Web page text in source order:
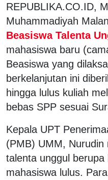
REPUBLIKA.CO.ID,
Muhammadiyah
Beasiswa Talenta
mahasiswa baru
Beasiswa yang
berkelanjutan ini
hingga lulus kuliah
bebas SPP sesuai
Kepala UPT
(PMB) UMM, Nurudin
talenta unggul
mahasiswa lulus.